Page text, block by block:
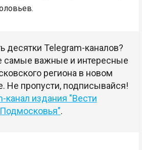
десятки Telegram-каналов?
самые важные и интересные
региона в новом
Не пропусти, подписывайся!
канал издания "Вести
Подмосковья".